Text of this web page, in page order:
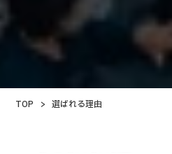
TOP > 選ばれる理由